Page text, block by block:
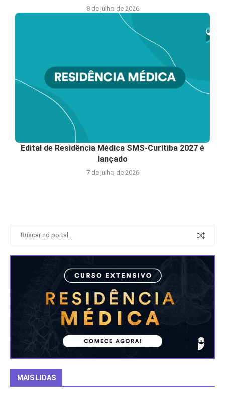
8 de julho de 2026
Edital de Residência Médica SMS-Curitiba 2027 é
lançado
7 de julho de 2026
MAIS LIDAS